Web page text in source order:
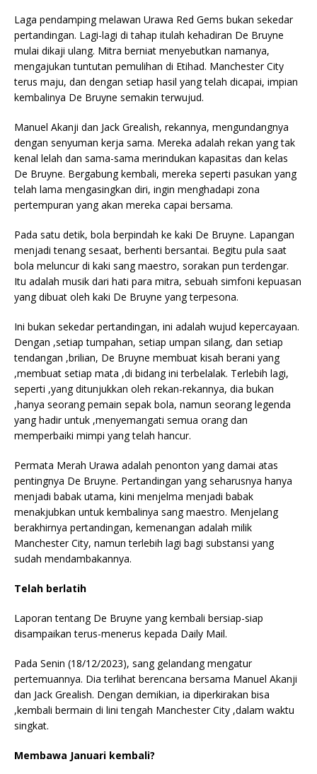
Laga pendamping melawan Urawa Red Gems bukan sekedar
pertandingan. Lagi-lagi di tahap itulah kehadiran De Bruyne
mulai dikaji ulang. Mitra berniat menyebutkan namanya,
mengajukan tuntutan pemulihan di Etihad. Manchester City
terus maju, dan dengan setiap hasil yang telah dicapai, impian
kembalinya De Bruyne semakin terwujud.
Manuel Akanji dan Jack Grealish, rekannya, mengundangnya
dengan senyuman kerja sama. Mereka adalah rekan yang tak
kenal lelah dan sama-sama merindukan kapasitas dan kelas
De Bruyne. Bergabung kembali, mereka seperti pasukan yang
telah lama mengasingkan diri, ingin menghadapi zona
pertempuran yang akan mereka capai bersama.
Pada satu detik, bola berpindah ke kaki De Bruyne. Lapangan
menjadi tenang sesaat, berhenti bersantai. Begitu pula saat
bola meluncur di kaki sang maestro, sorakan pun terdengar.
Itu adalah musik dari hati para mitra, sebuah simfoni kepuasan
yang dibuat oleh kaki De Bruyne yang terpesona.
Ini bukan sekedar pertandingan, ini adalah wujud kepercayaan.
Dengan ,setiap tumpahan, setiap umpan silang, dan setiap
tendangan ,brilian, De Bruyne membuat kisah berani yang
,membuat setiap mata ,di bidang ini terbelalak. Terlebih lagi,
seperti ,yang ditunjukkan oleh rekan-rekannya, dia bukan
,hanya seorang pemain sepak bola, namun seorang legenda
yang hadir untuk ,menyemangati semua orang dan
memperbaiki mimpi yang telah hancur.
Permata Merah Urawa adalah penonton yang damai atas
pentingnya De Bruyne. Pertandingan yang seharusnya hanya
menjadi babak utama, kini menjelma menjadi babak
menakjubkan untuk kembalinya sang maestro. Menjelang
berakhirnya pertandingan, kemenangan adalah milik
Manchester City, namun terlebih lagi bagi substansi yang
sudah mendambakannya.
Telah berlatih
Laporan tentang De Bruyne yang kembali bersiap-siap
disampaikan terus-menerus kepada Daily Mail.
Pada Senin (18/12/2023), sang gelandang mengatur
pertemuannya. Dia terlihat berencana bersama Manuel Akanji
dan Jack Grealish. Dengan demikian, ia diperkirakan bisa
,kembali bermain di lini tengah Manchester City ,dalam waktu
singkat.
Membawa Januari kembali?